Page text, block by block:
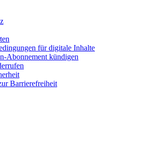
für digitale Inhalte
Abonnement kündigen
Barrierefreiheit